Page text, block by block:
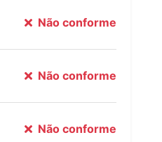
Não conforme
Não conforme
Não conforme